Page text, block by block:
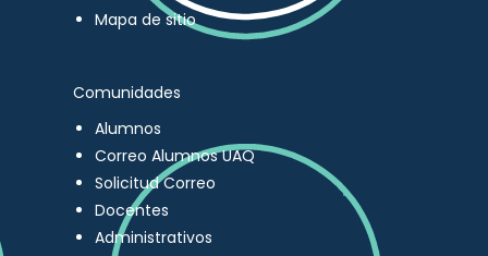
Mapa de sitio
Comunidades
Alumnos
Correo Alumnos UAQ
Solicitud Correo
Docentes
Administrativos